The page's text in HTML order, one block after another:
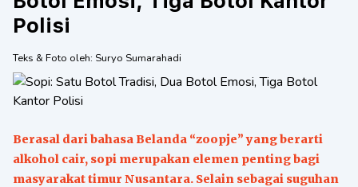
KANTOR POLISI
Polisi
Teks & Foto oleh: Suryo Sumarahadi
Berasal dari bahasa Belanda “zoopje” yang berarti
alkohol cair, sopi merupakan elemen penting bagi
masyarakat timur Nusantara. Selain sebagai suguhan